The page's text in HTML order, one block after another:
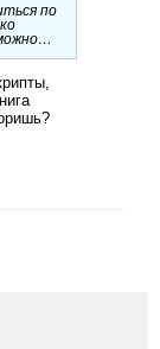
по